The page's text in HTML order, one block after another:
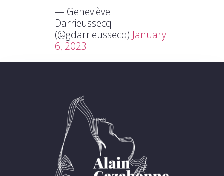
— Geneviève
Darrieussecq
(@gdarrieussecq) January
6, 2023